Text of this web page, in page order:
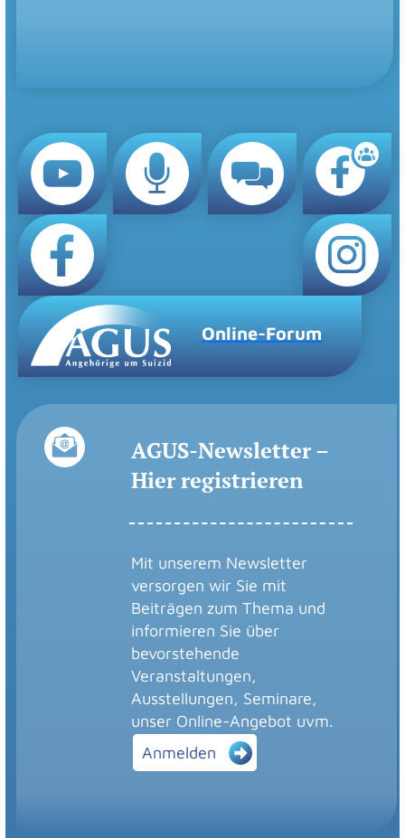
Online-Forum
AGUS-Newsletter –
Hier registrieren
Mit unserem Newsletter
versorgen wir Sie mit
Beiträgen zum Thema und
informieren Sie über
bevorstehende
Veranstaltungen,
Ausstellungen, Seminare,
unser Online-Angebot uvm.
Anmelden